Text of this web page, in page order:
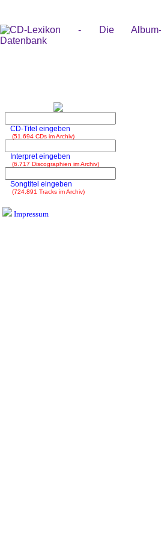
CD-Titel eingeben
(51.694 CDs im Archiv)
Interpret eingeben
(6.717 Discographien im Archiv)
Songtitel eingeben
(724.891 Tracks im Archiv)
Impressum